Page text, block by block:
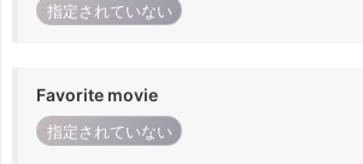
指定されていない
Favorite movie
指定されていない